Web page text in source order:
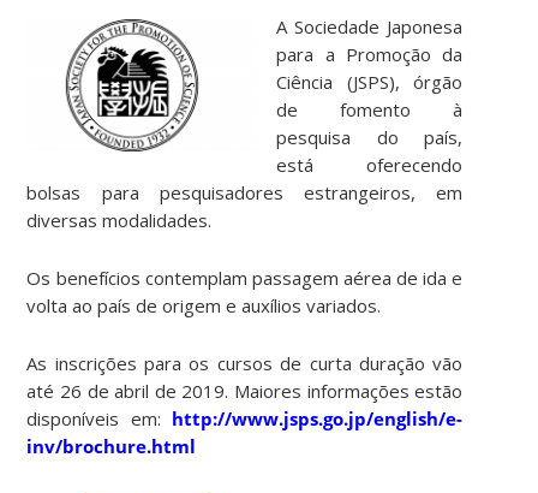
A Sociedade Japonesa
para a Promoção da
Ciência (JSPS), órgão
de fomento à
pesquisa do país,
está oferecendo
bolsas para pesquisadores estrangeiros, em
diversas modalidades.
Os benefícios contemplam passagem aérea de ida e
volta ao país de origem e auxílios variados.
As inscrições para os cursos de curta duração vão
até 26 de abril de 2019. Maiores informações estão
disponíveis em: http://www.jsps.go.jp/english/e-
inv/brochure.html